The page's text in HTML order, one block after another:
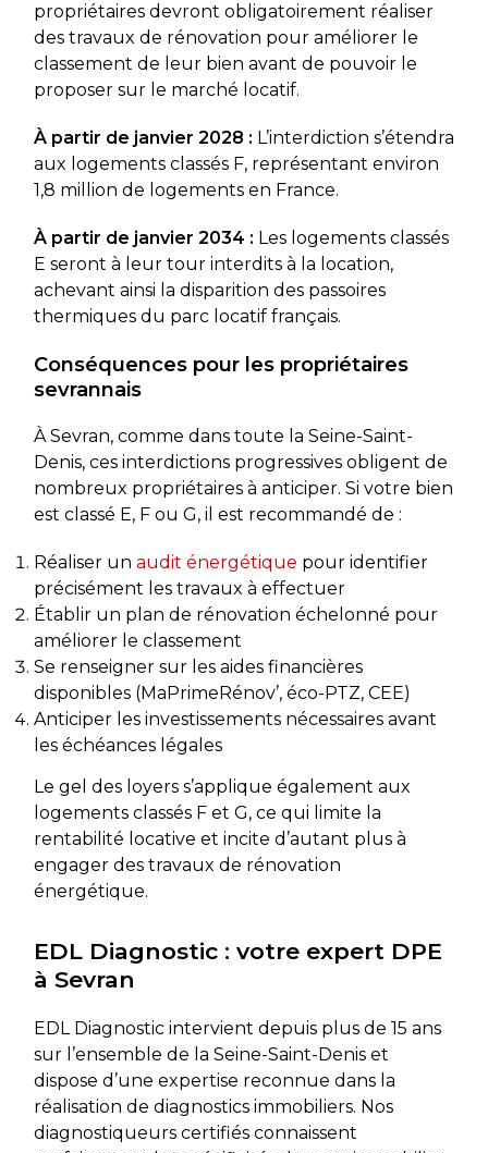
propriétaires devront obligatoirement réaliser
des travaux de rénovation pour améliorer le
classement de leur bien avant de pouvoir le
proposer sur le marché locatif.
À partir de janvier 2028 : L’interdiction s’étendra
aux logements classés F, représentant environ
1,8 million de logements en France.
À partir de janvier 2034 : Les logements classés
E seront à leur tour interdits à la location,
achevant ainsi la disparition des passoires
thermiques du parc locatif français.
Conséquences pour les propriétaires
sevrannais
À Sevran, comme dans toute la Seine-Saint-
Denis, ces interdictions progressives obligent de
nombreux propriétaires à anticiper. Si votre bien
est classé E, F ou G, il est recommandé de :
Réaliser un audit énergétique pour identifier
précisément les travaux à effectuer
Établir un plan de rénovation échelonné pour
améliorer le classement
Se renseigner sur les aides financières
disponibles (MaPrimeRénov’, éco-PTZ, CEE)
Anticiper les investissements nécessaires avant
les échéances légales
Le gel des loyers s’applique également aux
logements classés F et G, ce qui limite la
rentabilité locative et incite d’autant plus à
engager des travaux de rénovation
énergétique.
EDL Diagnostic : votre expert DPE
à Sevran
EDL Diagnostic intervient depuis plus de 15 ans
sur l’ensemble de la Seine-Saint-Denis et
dispose d’une expertise reconnue dans la
réalisation de diagnostics immobiliers. Nos
diagnostiqueurs certifiés connaissent